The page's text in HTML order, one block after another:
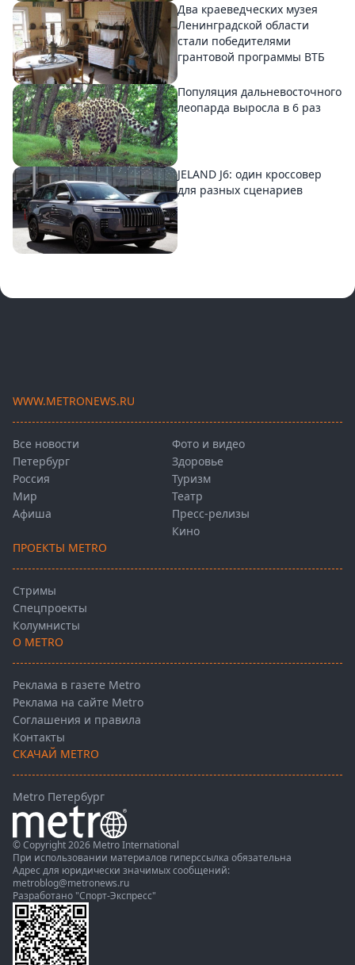
Два краеведческих музея
Ленинградской области
стали победителями
грантовой программы ВТБ
Популяция дальневосточного
леопарда выросла в 6 раз
JELAND J6: один кроссовер
для разных сценариев
WWW.METRONEWS.RU
Все новости
Петербург
Россия
Мир
Афиша
Фото и видео
Здоровье
Туризм
Театр
Пресс-релизы
Кино
ПРОЕКТЫ METRO
Стримы
Спецпроекты
Колумнисты
О METRO
Реклама в газете Metro
Реклама на сайте Metro
Соглашения и правила
Контакты
СКАЧАЙ METRO
Metro Петербург
© Copyright 2026 Metro International
При использовании материалов гиперссылка обязательна
Адрес для юридически значимых сообщений:
metroblog@metronews.ru
Разработано "Спорт-Экспресс"